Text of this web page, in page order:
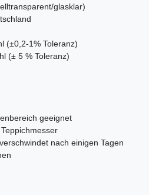
glasklar)
(±0,2-1% Toleranz)
(± 5 % Toleranz)
geeignet
nach einigen Tagen